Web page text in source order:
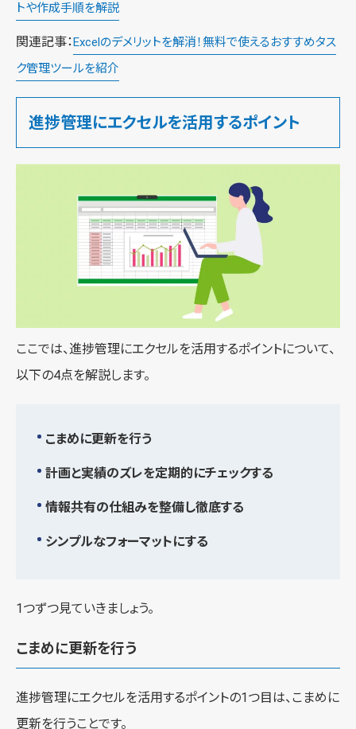
トや作成手順を解説
関連記事：Excelのデメリットを解消！無料で使えるおすすめタス
ク管理ツールを紹介
進捗管理にエクセルを活用するポイント
ここでは、進捗管理にエクセルを活用するポイントについて、
以下の4点を解説します。
こまめに更新を行う
計画と実績のズレを定期的にチェックする
情報共有の仕組みを整備し徹底する
シンプルなフォーマットにする
1つずつ見ていきましょう。
こまめに更新を行う
進捗管理にエクセルを活用するポイントの1つ目は、こまめに
更新を行うことです。